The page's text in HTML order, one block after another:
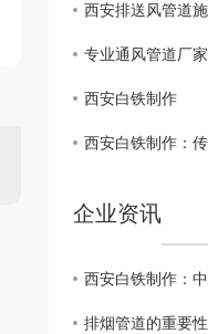
西安白铁制作
企业资讯
排烟管道的重要性